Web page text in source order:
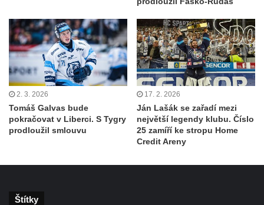
2. 3. 2026
Tomáš Galvas bude
pokračovat v Liberci. S Tygry
prodloužil smlouvu
17. 2. 2026
Ján Lašák se zařadí mezi
největší legendy klubu. Číslo
25 zamíří ke stropu Home
Credit Areny
Štítky